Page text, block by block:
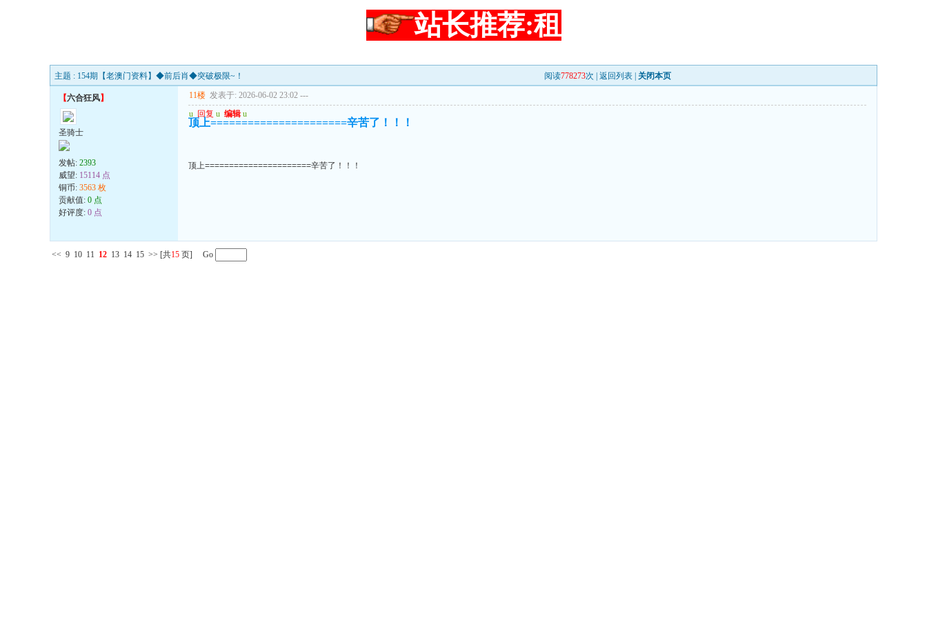
站长推荐:租
主题 : 154期【老澳门资料】◆前后肖◆突破极限~！ 阅读778273次 | 返回列表 关闭本页
【六合狂风】
圣骑士
发帖: 2393
威望: 15114 点
铜币: 3563 枚
贡献值: 0 点
好评度: 0 点
11楼 发表于: 2026-06-02 23:02 ---
u 回复 u 编辑 u
顶上======================辛苦了！！！
顶上======================辛苦了！！！
<< 9 10 11 12 13 14 15 >> [共15 页] Go